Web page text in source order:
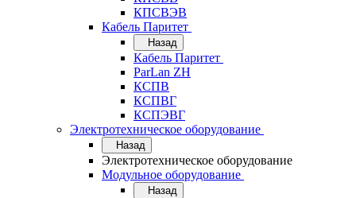
КПСВЭВ
Кабель Паритет
Назад
Кабель Паритет
ParLan ZH
КСПВ
КСПВГ
КСПЭВГ
Электротехническое оборудование
Назад
Электротехническое оборудование
Модульное оборудование
Назад